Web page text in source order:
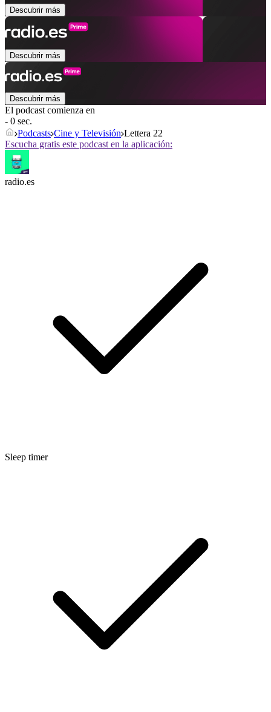
Descubrir más
Descubrir más
Descubrir más
El podcast comienza en
- 0 sec.
Podcasts Cine y Televisión Lettera 22
Escucha gratis este podcast en la aplicación:
radio.es
Sleep timer